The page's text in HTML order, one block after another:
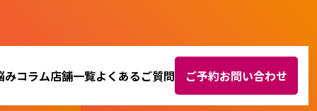
みコラム店舗一覧よくあるご質問 ご予約お問い合わせ